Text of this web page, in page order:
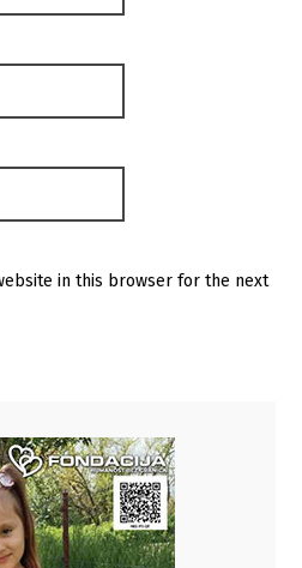
in this browser for the next